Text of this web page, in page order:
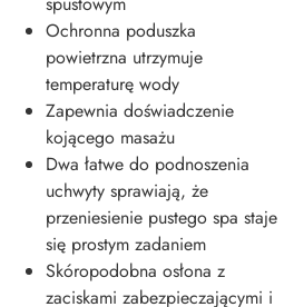
Ochronna poduszka
powietrzna utrzymuje
temperaturę wody
Zapewnia doświadczenie
kojącego masażu
Dwa łatwe do podnoszenia
uchwyty sprawiają, że
przeniesienie pustego spa staje
się prostym zadaniem
Skóropodobna osłona z
zaciskami zabezpieczającymi i